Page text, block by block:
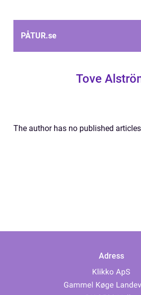
PÅTUR.se
Tove
The author has no published
Adress